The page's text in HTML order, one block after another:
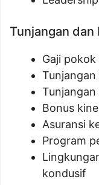
Tunjangan dan
Gaji
Tunjangan
Bonus
Asuransi
Program
kondusif